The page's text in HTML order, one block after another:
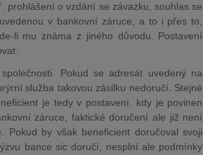
prohlášení o vzdání se závazku, souhlas se
v bankovní záruce, a to i přes to,
li mu známa z jiného důvodu. Postavení
Pokud se adresát uvedený na
služba takovou zásilku nedoručí. Stejné
je tedy v postavení, kdy je povinen
záruce, faktické doručení ale již není
Pokud by však beneficient doručoval svoji
bancesic doručí, nesplní ale podmínky